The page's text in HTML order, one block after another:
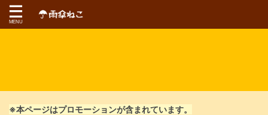
※本ページはプロモーションが含まれています。